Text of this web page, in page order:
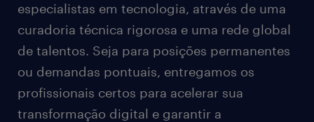
especialistas em tecnologia, através de uma
curadoria técnica rigorosa e uma rede global
de talentos. Seja para posições permanentes
ou demandas pontuais, entregamos os
profissionais certos para acelerar sua
transformação digital e garantir a